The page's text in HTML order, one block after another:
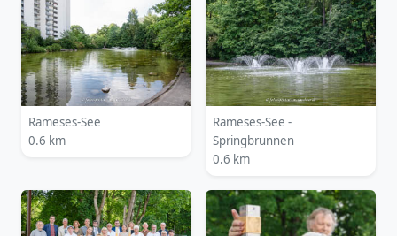
Rameses-See
0.6 km
Rameses-See -
Springbrunnen
0.6 km